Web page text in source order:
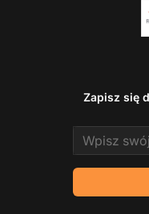
Zapisz się
Email